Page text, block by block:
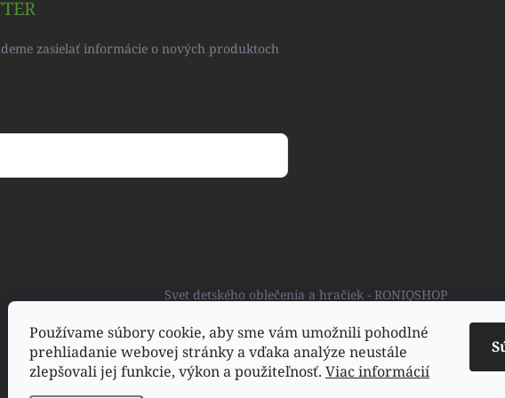
Používame súbory cookie, aby sme vám umožnili pohodlné
prehliadanie webovej stránky a vďaka analýze neustále
zlepšovali jej funkcie, výkon a použiteľnosť. Viac informácií
zasielať informácie o nových produktoch
Svet detského oblečenia a hračiek - RONIQSHOP